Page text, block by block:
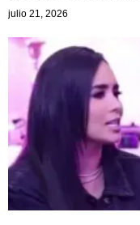
julio 21, 2026